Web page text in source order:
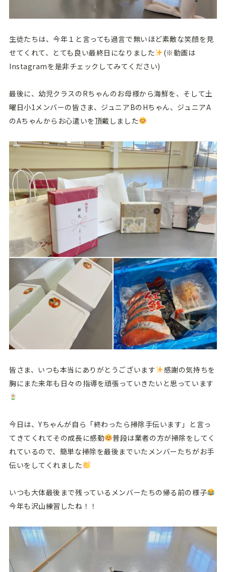
生徒たちは、今年１と言っても過言で無いほど素敵な笑顔を見
せてくれて、とても良い最終日になりました
(※動画は
Instagramを是非チェックしてみてください)
最後に、幼児クラスのRちゃんのお母様から海鮮を、そして土
曜日小1メンバーの皆さま、ジュニアBのHちゃん、ジュニアA
のAちゃんからお心遣いを頂戴しました
皆さま、いつも本当にありがとうございます
感謝の気持ちを
胸にまた来年も日々の指導を頑張っていきたいと思っています
今日は、Yちゃんが自ら「終わったら掃除手伝います」と言っ
てきてくれてその成長に感動
普段は業者の方が掃除をしてく
れているので、簡単な掃除を最後までいたメンバーたちがお手
伝いをしてくれました
いつも大体最後まで残っているメンバーたちの帰る前の様子
今年も沢山練習したね！！